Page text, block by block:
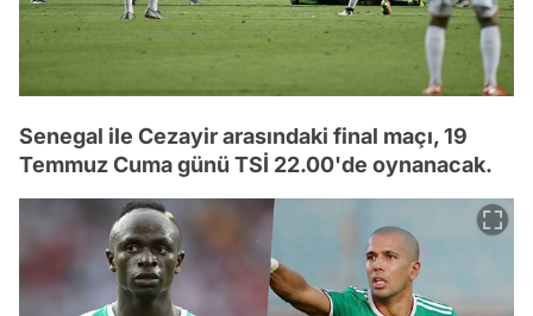
Senegal ile Cezayir arasındaki final maçı, 19
Temmuz Cuma günü TSİ 22.00'de oynanacak.